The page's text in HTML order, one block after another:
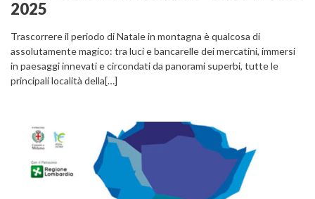
2025
Trascorrere il periodo di Natale in montagna è qualcosa di
assolutamente magico: tra luci e bancarelle dei mercatini, immersi
in paesaggi innevati e circondati da panorami superbi, tutte le
principali località della[…]